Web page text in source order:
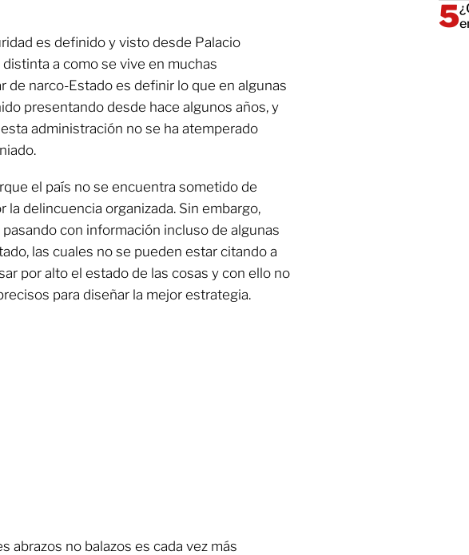
es definido y visto desde Palacio
a como se vive en muchas
de narco-Estado es definir lo que en algunas
presentando desde hace algunos años, y
administración no se ha atemperado
el país no se encuentra sometido de
la delincuencia organizada. Sin embargo,
con información incluso de algunas
las cuales no se pueden estar citando a
por alto el estado de las cosas y con ello no
para diseñar la mejor estrategia.
abrazos no balazos es cada vez más